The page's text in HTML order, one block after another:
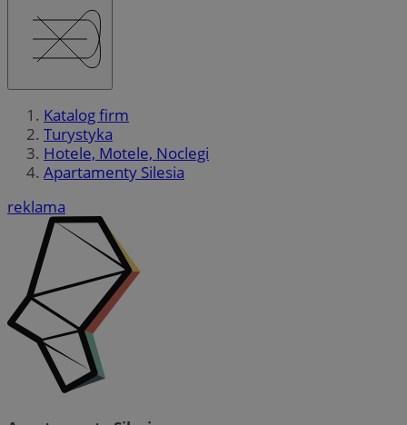
Katalog firm
Turystyka
Hotele, Motele, Noclegi
Apartamenty Silesia
reklama